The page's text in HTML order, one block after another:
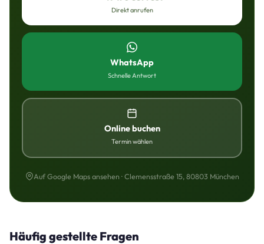
Direkt anrufen
WhatsApp
Schnelle Antwort
Online buchen
Termin wählen
Auf Google Maps ansehen · Clemensstraße 15, 80803 München
Häufig gestellte Fragen